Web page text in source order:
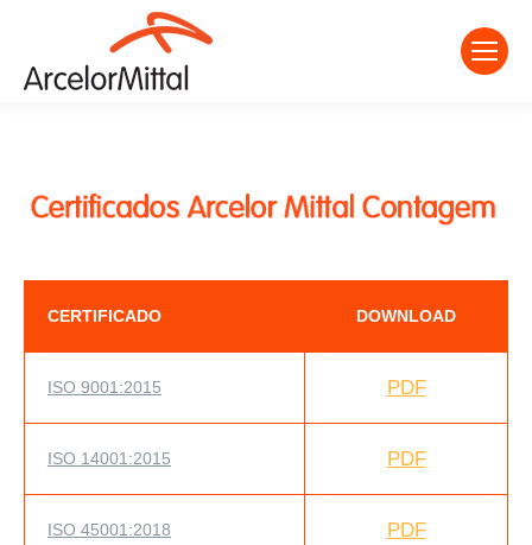
CERTIFICADO DOWNLOAD
ISO 9001:2015 PDF
ISO 14001:2015 PDF
ISO 45001:2018 PDF